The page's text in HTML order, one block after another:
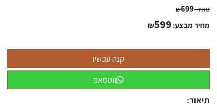
מחיר: ₪699
מחיר מבצע: ₪599
ווטסאפ
תיאור: